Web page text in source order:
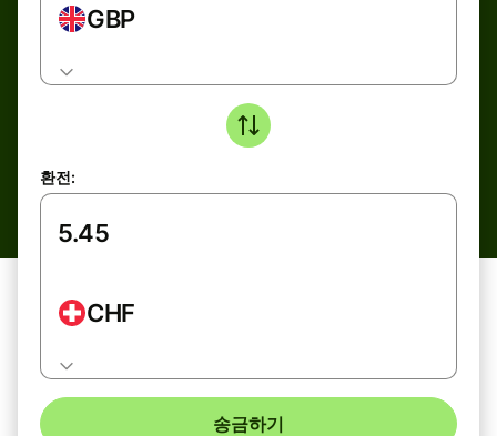
GBP
환전:
CHF
송금하기